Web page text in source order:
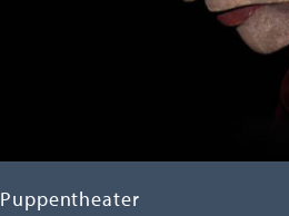
Puppentheater